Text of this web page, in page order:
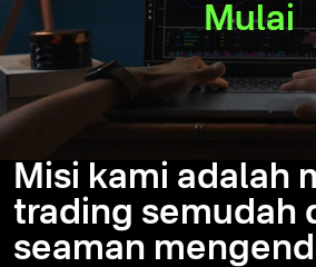
Mulai
Misi kami adalah
trading semudah
seaman